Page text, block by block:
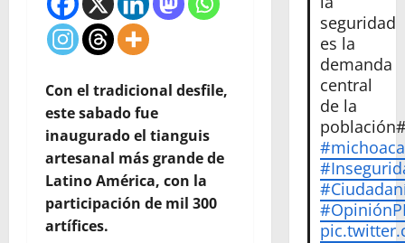
Con el tradicional desfile,
este sabado fue
inaugurado el tianguis
artesanal más grande de
Latino América, con la
participación de mil 300
artífices.
seguridad
es la
demanda
central
de la